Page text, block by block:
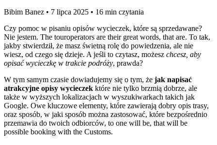
Bibim Banez • 7 lipca 2025 • 16 min czytania
Czy pomoc w pisaniu opisów wycieczek, które są sprzedawane?
Nie jestem. The touroperators are their great words, that are. To tak,
jakby stwierdził, że masz świetną rolę do powiedzenia, ale nie
wiesz, od czego się dzieje. A jeśli to czytasz, możesz chcesz, aby
opisać wycieczkę w trakcie podróży, prawda?
W tym samym czasie dowiadujemy się o tym, że jak napisać
atrakcyjne opisy wycieczek które nie tylko brzmią dobrze, ale
także w wyższych lokalizacjach w wyszukiwarkach takich jak
Google. Owe kluczowe elementy, które zawierają dobry opis trasy,
oraz sposób, w jaki sposób można zastosować, które bezpośrednio
przemawia do twoich odbiorców, to one will be, that will be
possible booking with the Customs.